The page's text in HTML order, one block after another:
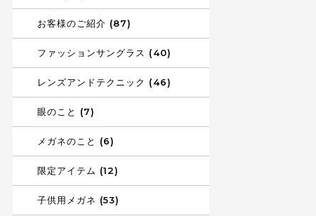
お客様のご紹介 (87)
ファッションサングラス (40)
レンズアンドテクニック (46)
眼のこと (7)
メガネのこと (6)
限定アイテム (12)
子供用メガネ (53)